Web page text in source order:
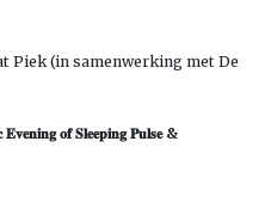
Piek (in samenwerking met De
𝐨𝐟 𝐒𝐥𝐞𝐞𝐩𝐢𝐧𝐠 𝐏𝐮𝐥𝐬𝐞 &